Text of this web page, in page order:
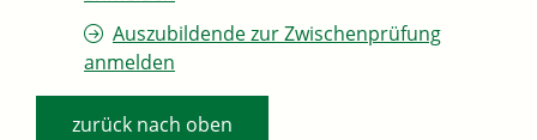
Auszubildende zur Zwischenprüfung
anmelden
zurück nach oben